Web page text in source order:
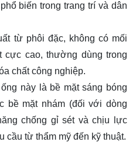
biến trong trang trí và dân
từ phôi đặc, không có mối
cực cao, thường dùng trong
chất công nghiệp.
này là bề mặt sáng bóng
bề mặt nhám (đối với dòng
chống gỉ sét và chịu lực
cầu từ thẩm mỹ đến kỹ thuật.